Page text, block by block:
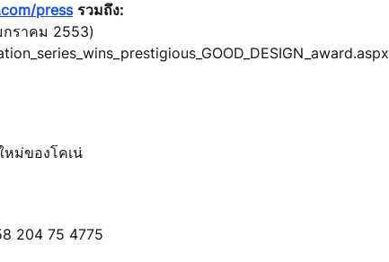
pressรวมถึง:
กราคม 2553)
ม่ของโคเน่
204 75 4775